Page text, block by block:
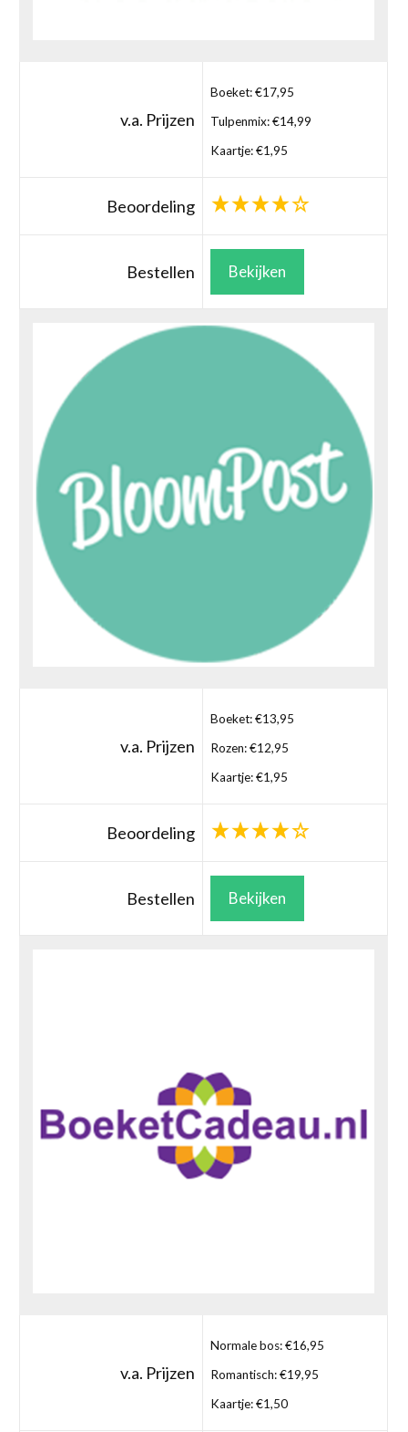
v.a. Prijzen
Boeket: €17,95
Tulpenmix: €14,99
Kaartje: €1,95
Beoordeling
Bestellen Bekijken
v.a. Prijzen
Boeket: €13,95
Rozen: €12,95
Kaartje: €1,95
Beoordeling
Bestellen Bekijken
v.a. Prijzen
Normale bos: €16,95
Romantisch: €19,95
Kaartje: €1,50